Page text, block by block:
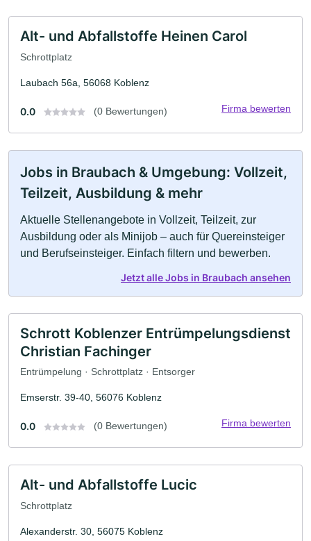
Alt- und Abfallstoffe Heinen Carol
Schrottplatz
Laubach 56a, 56068 Koblenz
0.0 (0 Bewertungen) Firma bewerten
Jobs in Braubach & Umgebung: Vollzeit,
Teilzeit, Ausbildung & mehr
Aktuelle Stellenangebote in Vollzeit, Teilzeit, zur
Ausbildung oder als Minijob – auch für Quereinsteiger
und Berufseinsteiger. Einfach filtern und bewerben.
Jetzt alle Jobs in Braubach ansehen
Schrott Koblenzer Entrümpelungsdienst
Christian Fachinger
Entrümpelung · Schrottplatz · Entsorger
Emserstr. 39-40, 56076 Koblenz
0.0 (0 Bewertungen) Firma bewerten
Alt- und Abfallstoffe Lucic
Schrottplatz
Alexanderstr. 30, 56075 Koblenz